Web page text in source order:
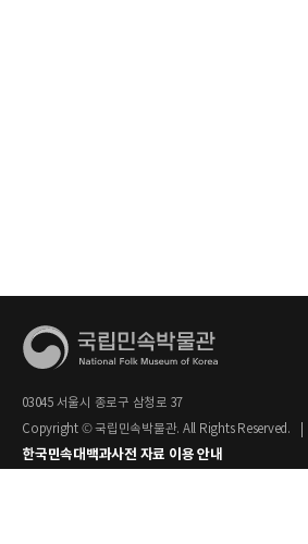
03045 서울시 종로구 삼청로 37
Copyright © 국립민속박물관. All Rights Reserved.
한국민속대백과사전 자료 이용 안내